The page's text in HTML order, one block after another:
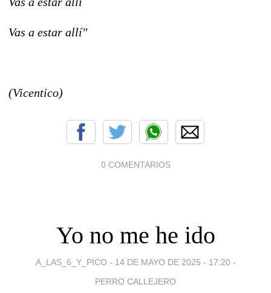
Vas a estar allí"
(Vicentico)
0 COMENTARIOS
Yo no me he ido
A_LAS_6_Y_PICO - 14 DE MAYO DE 2025 - 17:20 -
PERRO CALLEJERO